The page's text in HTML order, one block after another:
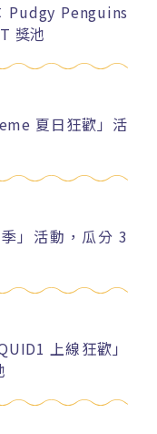
Penguins
獎池
夏日狂歡」活
」活動，瓜分 3
上線狂歡」